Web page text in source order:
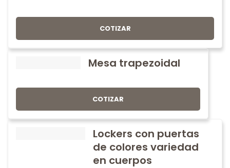
COTIZAR
Mesa trapezoidal
COTIZAR
Lockers con puertas
de colores variedad
en cuerpos